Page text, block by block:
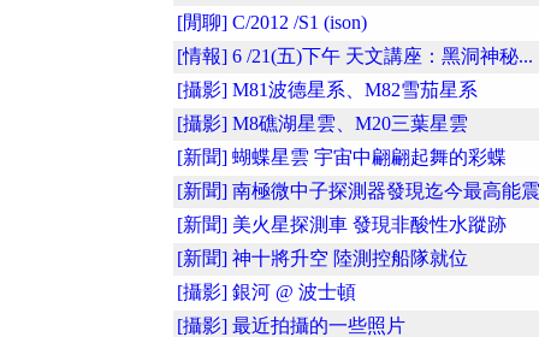
[閒聊] C/2012 /S1 (ison)
[情報] 6 /21(五)下午 天文講座：黑洞神秘...
[攝影] M81波德星系、M82雪茄星系
[攝影] M8礁湖星雲、M20三葉星雲
[新聞] 蝴蝶星雲 宇宙中翩翩起舞的彩蝶
[新聞] 南極微中子探測器發現迄今最高能
[新聞] 美火星探測車 發現非酸性水蹤跡
[新聞] 神十將升空 陸測控船隊就位
[攝影] 銀河 @ 波士頓
[攝影] 最近拍攝的一些照片